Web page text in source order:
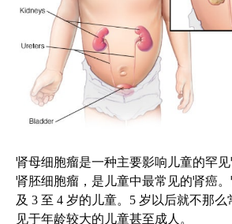
肾母细胞瘤是一种主要影响儿童的罕
肾胚细胞瘤，是儿童中最常见的肾癌
及 3 至 4 岁的儿童。5 岁以后就不那
见于年龄较大的儿童甚至成人。